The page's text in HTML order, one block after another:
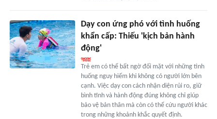
Dạy con ứng phó với tình huống
khẩn cấp: Thiếu 'kịch bản hành
động'
Trẻ em có thể bất ngờ đối mặt với những tình
huống nguy hiểm khi không có người lớn bên
cạnh. Việc dạy con cách nhận diện rủi ro, giữ
bình tĩnh và hành động đúng không chỉ giúp
bảo vệ bản thân mà còn có thể cứu người khác
trong những khoảnh khắc quyết định.